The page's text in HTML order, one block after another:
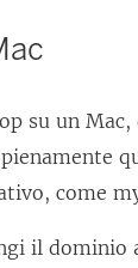
su un
come
il dominio